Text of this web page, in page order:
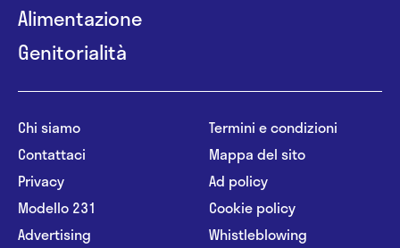
Alimentazione
Genitorialità
Chi siamo
Contattaci
Privacy
Modello 231
Advertising
Termini e condizioni
Mappa del sito
Ad policy
Cookie policy
Whistleblowing